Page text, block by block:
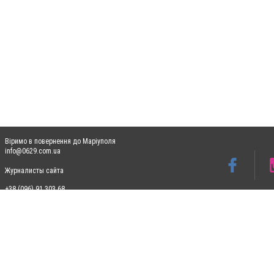
Віримо в повернення до Маріуполя
info@0629.com.ua
Журналисты сайта
+38 (096) 91 303 68